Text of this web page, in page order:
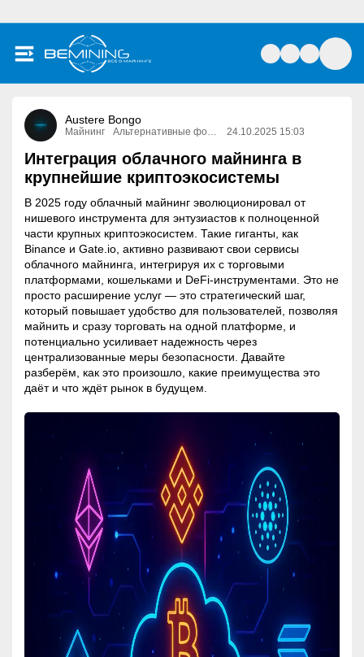
Austere Bongo
Майнинг Альтернативные формы майнинга 24.10.2025 15:03
Интеграция облачного майнинга в
крупнейшие криптоэкосистемы
В 2025 году облачный майнинг эволюционировал от
нишевого инструмента для энтузиастов к полноценной
части крупных криптоэкосистем. Такие гиганты, как
Binance и Gate.io, активно развивают свои сервисы
облачного майнинга, интегрируя их с торговыми
платформами, кошельками и DeFi-инструментами. Это не
просто расширение услуг — это стратегический шаг,
который повышает удобство для пользователей, позволяя
майнить и сразу торговать на одной платформе, и
потенциально усиливает надежность через
централизованные меры безопасности. Давайте
разберём, как это произошло, какие преимущества это
даёт и что ждёт рынок в будущем.